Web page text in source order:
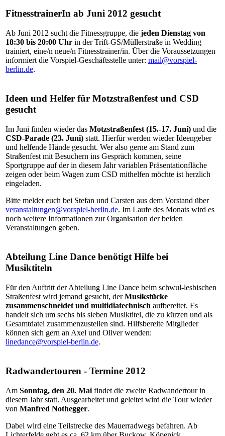
FitnesstrainerIn ab Juni 2012 gesucht
Ab Juni 2012 sucht die Fitnessgruppe, die jeden Dienstag von
18:30 bis 20:00 Uhr in der Trift-GS/Müllerstraße in Wedding
trainiert, eine/n neue/n Fitnesstrainer/in. Über die Voraussetzungen
informiert die Vorspiel-Geschäftsstelle unter: mail@vorspiel-
berlin.de.
Ideen und Helfer für Motzstraßenfest und CSD
gesucht
Im Juni finden wieder das Motzstraßenfest (15.-17. Juni) und die
CSD-Parade (23. Juni) statt. Hierfür werden wieder Ideengeber
und helfende Hände gesucht. Wer also gerne am Stand zum
Straßenfest mit Besuchern ins Gespräch kommen, seine
Sportgruppe auf der in diesem Jahr variablen Präsentationfläche
zeigen oder beim Wagen zum CSD mithelfen möchte ist herzlich
eingeladen.
Bitte meldet euch bei Stefan und Carsten aus dem Vorstand über
veranstaltungen@vorspiel-berlin.de. Im Laufe des Monats wird es
noch weitere Informationen zur Organisation der beiden
Veranstaltungen geben.
Abteilung Line Dance benötigt Hilfe bei
Musiktiteln
Für den Auftritt der Abteilung Line Dance beim schwul-lesbischen
Straßenfest wird jemand gesucht, derMusikstücke
zusammenschneidet und multidiatechnisch aufbereitet. Es
handelt sich um sechs bis sieben Musiktitel, die zu kürzen und als
Gesamtdatei zusammenzustellen sind. Hilfsbereite Mitglieder
können sich gern an Axel und Oliver wenden:
linedance@vorspiel-berlin.de.
Radwandertouren - Termine 2012
Am Sonntag, den 20. Mai findet die zweite Radwandertour in
diesem Jahr statt. Ausgearbeitet und geleitet wird die Tour wieder
von Manfred Nothegger.
Dabei wird eine Teilstrecke des Mauerradwegs befahren. Ab